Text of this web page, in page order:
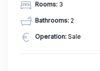
Rooms: 3
Bathrooms: 2
Operation: Sale